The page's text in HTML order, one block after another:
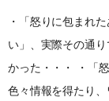
・「怒りに包まれ
い」、実際その通
かった・・・ ・「
色々情報を得たり